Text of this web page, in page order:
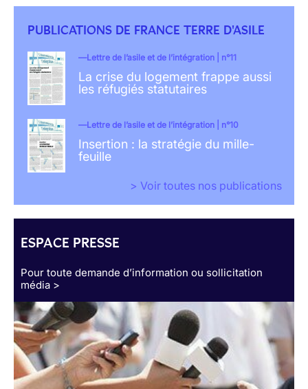
PUBLICATIONS DE FRANCE TERRE D'ASILE
Lettre de l’asile et de l’intégration | n°11
La crise du logement frappe aussi
les réfugiés statutaires
Lettre de l’asile et de l’intégration | n°10
Insertion : la stratégie du mille-
feuille
> Voir toutes nos publications
ESPACE PRESSE
Pour toute demande d’information ou sollicitation
média >